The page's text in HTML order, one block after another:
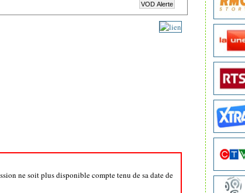
ne soit plus disponible compte tenu de sa date de